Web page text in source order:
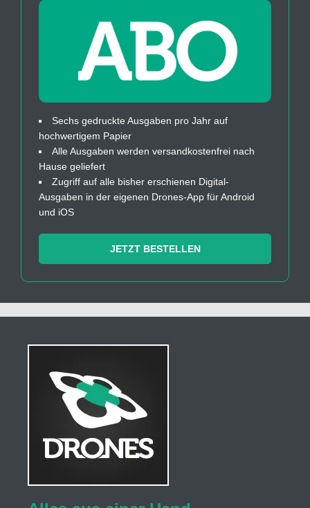
Sechs gedruckte Ausgaben pro Jahr auf
hochwertigem Papier
Alle Ausgaben werden versandkostenfrei nach
Hause geliefert
Zugriff auf alle bisher erschienen Digital-
Ausgaben in der eigenen Drones-App für Android
und iOS
JETZT BESTELLEN